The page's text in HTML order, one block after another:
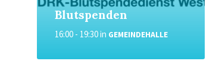
Blutspenden
16:00 - 19:30in GEMEINDEHALLE